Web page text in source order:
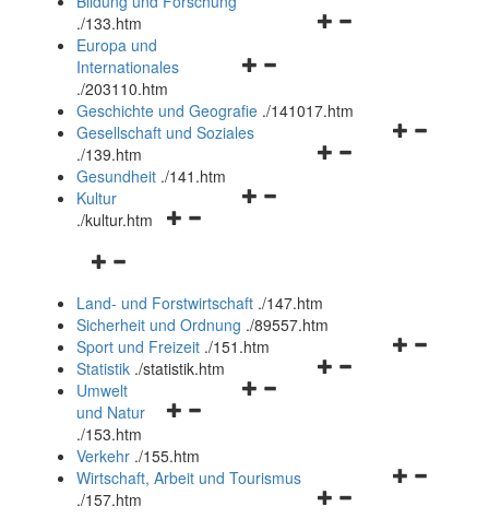
Navigationsmenü
./133.htm
Navigationsmenü
und
schließen
Europa und
Internationales
./203110.htm
Geschichte und Geografie ./141017.htm
Navigationsmenü
Gesellschaft und Soziales
./139.htm
Navigationsmenü
Gesundheit ./141.htm
Navigationsmenü
Kultur
./kultur.htm
Navigationsmenü
und
schließen
Land- und Forstwirtschaft ./147.htm
Sicherheit und Ordnung ./89557.htm
Navigationsmenü
Sport und Freizeit ./151.htm
Navigationsmenü
Statistik ./statistik.htm
Navigationsmenü
und
schließen
Umwelt
und Natur
./153.htm
Verkehr ./155.htm
Navigationsmenü
Wirtschaft, Arbeit und Tourismus
./157.htm